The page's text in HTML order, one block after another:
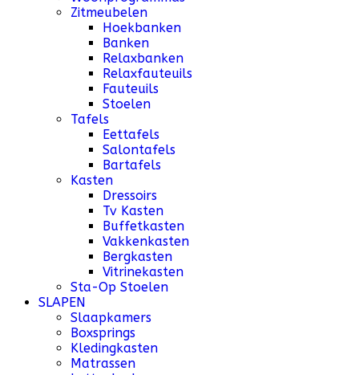
Zitmeubelen
Hoekbanken
Banken
Relaxbanken
Relaxfauteuils
Fauteuils
Stoelen
Tafels
Eettafels
Salontafels
Bartafels
Kasten
Dressoirs
Tv Kasten
Buffetkasten
Vakkenkasten
Bergkasten
Vitrinekasten
Sta-Op Stoelen
SLAPEN
Slaapkamers
Boxsprings
Kledingkasten
Matrassen